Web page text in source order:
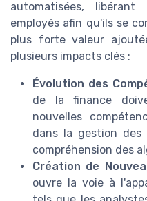
automatisées,
employés afin qu'ils se
plus forte valeur
plusieurs impacts clés :
Évolution des
de la finance
nouvelles
dans la gestion des
compréhension des
Création de
ouvre la voie à